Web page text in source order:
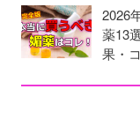
2026
薬13
果・